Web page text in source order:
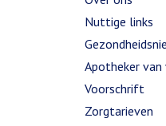
Nuttige links
Apotheker
Voorschrift
Zorgtarieven